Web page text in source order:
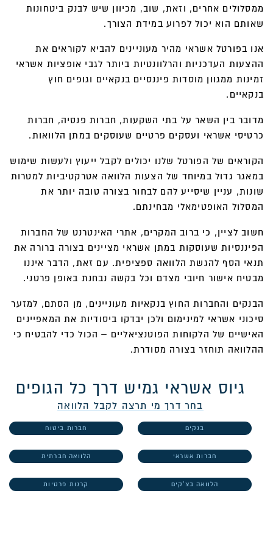
ממסלולים אחרים, וזאת, שוב, מכיוון שיש לבנק ביטחונות
שאותם הוא יכול לפרוע במידת הצורך.
אנו בפורטל אשראי מהיר מעוניינים להביא לקוראים את
ההצעות העדכניות והרלוונטיות ביותר לגבי אופציות אשראי
זמינות ממגוון מוסדות פיננסיים בנקאיים וגופים חוץ
בנקאיים.
מדובר בין השאר על בתי השקעות, חברות פנסיה, חברות
כרטיסי אשראי ועסקים פרטיים שעוסקים במתן הלוואות.
הקוראים של הפורטל שלנו יכולים לקבל ייעוץ ולעשות שימוש
במאגר גדול במיוחד של הצעות הלוואה אטרקטיביות למטרות
שונות, עניין שיסייע להם לבחור בצורה טובה יותר את
המסלול האופטימאלי מבחינתם.
חשוב לציין, כי ברוב המקרים, אתרי האינטרנט של החברות
הפיננסיות שעוסקות במתן אשראי מציינים בצורה ברורה את
תנאי הסף להגשת הלוואה ספציפית. עם זאת, הדבר איננו
מבטיח אישור חיובי מצדם וכל בקשה נבחנת באופן פרטני.
הבנקים והחברות החוץ בנקאיות מעוניינים, מן הסתם, למזער
סיכוני אשראי למינימום ולכן יבדקו ביסודיות את המאפיינים
האישיים של הלקוחות הפוטנציאליים – הכול כדי להבטיח כי
ההלוואה תוחזר בצורה מסודרת.
גיוס אשראי גמיש דרך כל הגופים
בחר דרך מי תרצה לקבל הלוואה
בנקים חברות ביטוח
חברות אשראי הלוואה חברתית
הלוואה בצ'קים קרנות פרטיות